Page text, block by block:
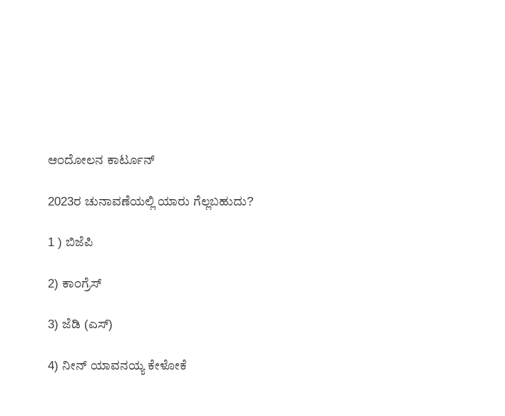
ಆಂದೋಲನ ಕಾರ್ಟೂನ್
2023ರ ಚುನಾವಣೆಯಲ್ಲಿ ಯಾರು ಗೆಲ್ಲಬಹುದು?
1 ) ಬಿಜೆಪಿ
2) ಕಾಂಗ್ರೆಸ್
3) ಜೆಡಿ (ಎಸ್)
4) ನೀನ್ ಯಾವನಯ್ಯ ಕೇಳೋಕೆ